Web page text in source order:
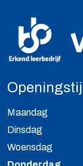
Maandag
Dinsdag
Woensdag